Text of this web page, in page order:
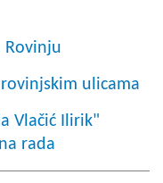
Rovinju
ulicama
Vlačić Ilirik"
rada